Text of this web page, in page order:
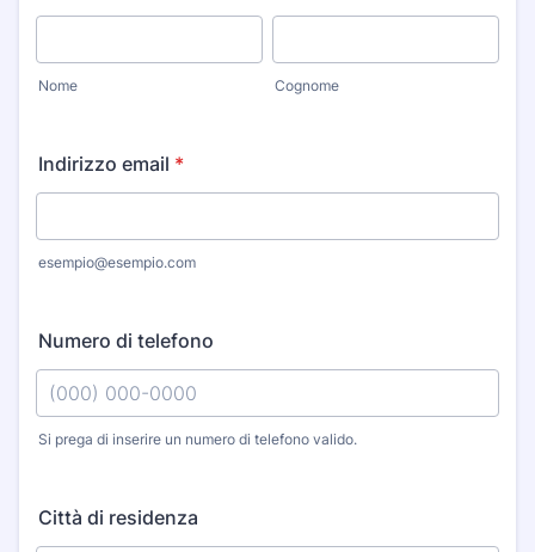
Nome Cognome
Indirizzo email *
esempio@esempio.com
Numero di telefono
Si prega di inserire un numero di telefono valido.
Città di residenza